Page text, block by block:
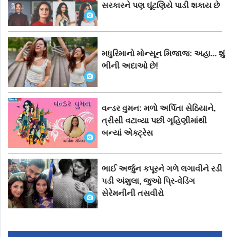
સરકારને પણ ઘૂંટણિયે પાડી શકાય છે
મધુરિમાનો મોન્સૂન મિજાજ: અહા... શું
ભીની અદાઓ છે!
વન્ડર વુમન: મળો અર્પિતા સેઠિયાને,
ત્રીસી વટાવ્યા પછી ગૃહિણીમાંથી
બન્યાં એક્ટ્રેસ
ભાઈ અર્જુન કપૂરને ગળે લગાવીને રડી
પડી અંશુલા, જુઓ પ્રિ-વેડિંગ
સેરેમનીની તસવીરો